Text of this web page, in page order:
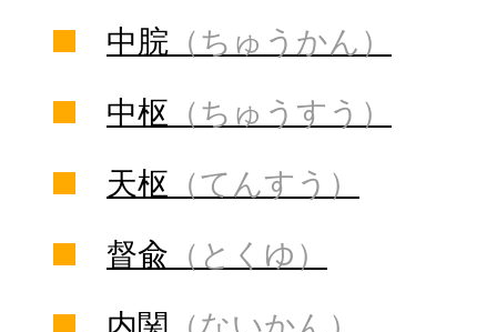
中脘 （ちゅうかん）
中枢 （ちゅうすう）
天枢 （てんすう）
督兪 （とくゆ）